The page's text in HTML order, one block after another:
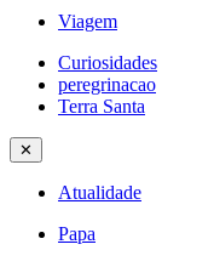
Viagem
Curiosidades
peregrinacao
Terra Santa
✕
Atualidade
Papa